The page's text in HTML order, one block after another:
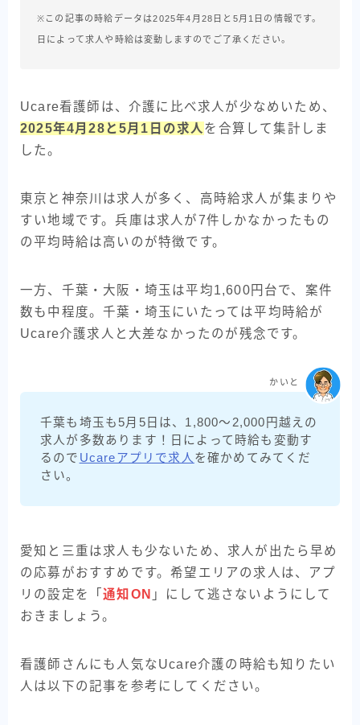
※この記事の時給データは2025年4月28日と5月1日の情報です。
日によって求人や時給は変動しますのでご了承ください。
Ucare看護師は、介護に比べ求人が少なめいため、
2025年4月28と5月1日の求人 を合算して集計しま
した。
東京と神奈川は求人が多く、高時給求人が集まりや
すい地域です。兵庫は求人が7件しかなかったもの
の平均時給は高いのが特徴です。
一方、千葉・大阪・埼玉は平均1,600円台で、案件
数も中程度。千葉・埼玉にいたっては平均時給が
Ucare介護求人と大差なかったのが残念です。
千葉も埼玉も5月5日は、1,800〜2,000円越えの
求人が多数あります！日によって時給も変動す
るので Ucareアプリで求人を確かめてみてくだ
さい。
かいと
愛知と三重は求人も少ないため、求人が出たら早め
の応募がおすすめです。希望エリアの求人は、アプ
リの設定を「通知ON 」にして逃さないようにして
おきましょう。
看護師さんにも人気なUcare介護の時給も知りたい
人は以下の記事を参考にしてください。